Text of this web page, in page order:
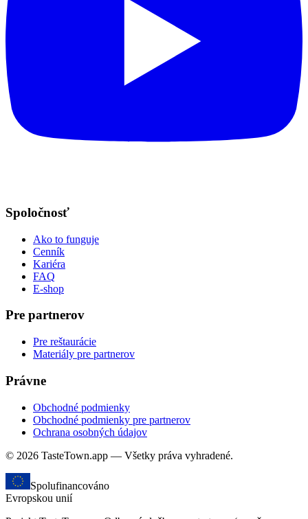
Spoločnosť
Ako to funguje
Cenník
Kariéra
FAQ
E-shop
Pre partnerov
Pre reštaurácie
Materiály pre partnerov
Právne
Obchodné podmienky
Obchodné podmienky pre partnerov
Ochrana osobných údajov
© 2026 TasteTown.app — Všetky práva vyhradené.
Spolufinancováno
Evropskou unií